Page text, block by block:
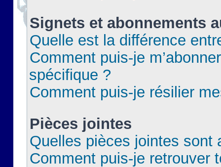
Signets et abonnements
Quelle est la différence
Comment puis-je
spécifique ?
Comment puis-je résilier
Pièces jointes
Quelles pièces jointes sont
Comment puis-je retrouver